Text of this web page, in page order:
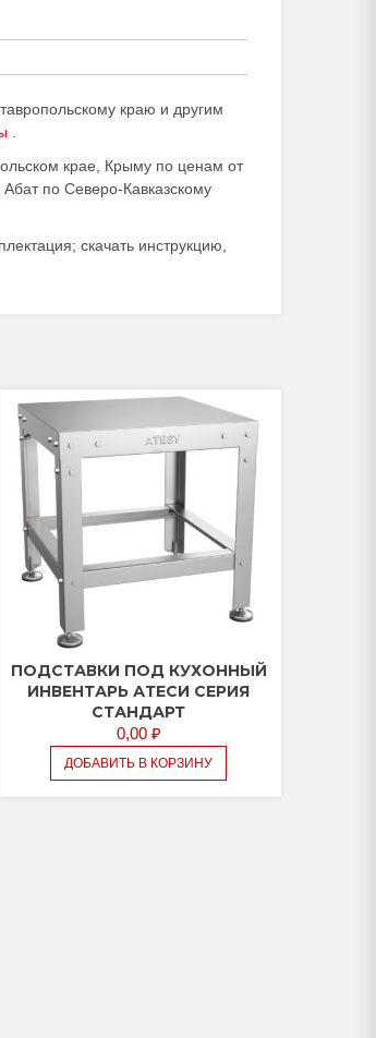
краю и другим
крае, Крыму по ценам от
по Северо-Кавказскому
скачать инструкцию,
ПОДСТАВКИ ПОД КУХОННЫЙ
ИНВЕНТАРЬ АТЕСИ СЕРИЯ
СТАНДАРТ
0,00 ₽
ДОБАВИТЬ В КОРЗИНУ